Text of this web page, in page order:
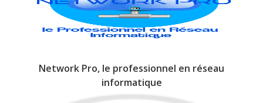
Network Pro, le professionnel en réseau
informatique